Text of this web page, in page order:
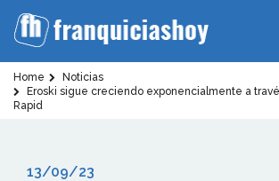
Home
Noticias
Eroski sigue creciendo exponencialmente a
Rapid
13/09/23